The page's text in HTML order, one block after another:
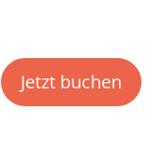
Jetzt buchen